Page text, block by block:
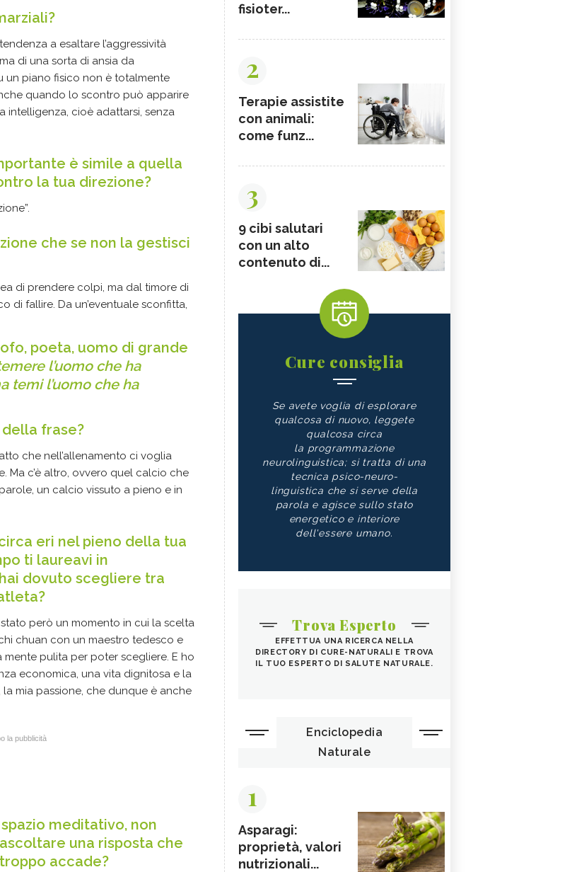
a esaltare l’aggressività
di una sorta di ansia da
un piano fisico non è totalmente
quando lo scontro può apparire
intelligenza, cioè adattarsi, senza
è simile a quella
la tua direzione?
che se non la gestisci
di prendere colpi, ma dal timore di
di fallire. Da un’eventuale sconfitta,
poeta, uomo di grande
l’uomo che ha
temi l’uomo che ha
frase?
che nell’allenamento ci voglia
Ma c’è altro, ovvero quel calcio che
un calcio vissuto a pieno e in
eri nel pieno della tua
ti laureavi in
dovuto scegliere tra
però un momento in cui la scelta
chuan con un maestro tedesco e
pulita per poter scegliere. E ho
economica, una vita dignitosa e la
mia passione, che dunque è anche
la pubblicità
meditativo, non
una risposta che
accade?
fisioter...
2
Terapie assistite
con animali:
come funz...
3
9 cibi salutari
con un alto
contenuto di...
Cure consiglia
Se avete voglia di esplorare
qualcosa di nuovo, leggete
qualcosa circa
la programmazione
neurolinguistica; si tratta di una
tecnica psico-neuro-
linguistica che si serve della
parola e agisce sullo stato
energetico e interiore
dell'essere umano.
Trova Esperto
EFFETTUA UNA RICERCA NELLA
DIRECTORY DI CURE-NATURALI E TROVA
IL TUO ESPERTO DI SALUTE NATURALE.
Enciclopedia
Naturale
1
Asparagi:
proprietà, valori
nutrizionali...